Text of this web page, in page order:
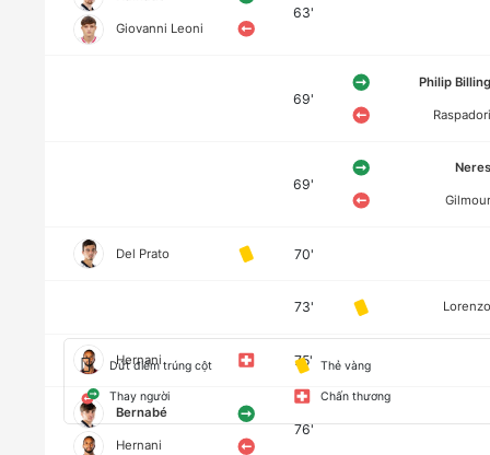
Giovanni Leoni
63'
69'
Philip Billing
Raspadori
69'
Neres
Gilmour
Del Prato 70'
73' Lorenzo
Hernani 75'
Bernabé
Hernani
76'
Dứt điểm trúng cột Thẻ vàng
Thay người Chấn thương